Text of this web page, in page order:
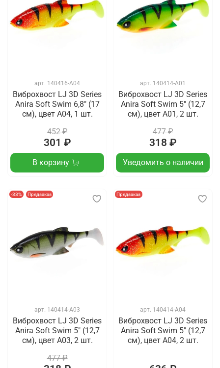
арт. 140416-A04
Виброхвост LJ 3D Series
Anira Soft Swim 6,8" (17
см), цвет A04, 1 шт.
452 ₽
301 ₽
В корзину
арт. 140414-A01
Виброхвост LJ 3D Series
Anira Soft Swim 5" (12,7
см), цвет A01, 2 шт.
477 ₽
318 ₽
Уведомить о наличии
-33% Предзаказ
арт. 140414-A03
Виброхвост LJ 3D Series
Anira Soft Swim 5" (12,7
см), цвет A03, 2 шт.
477 ₽
Предзаказ
арт. 140414-A04
Виброхвост LJ 3D Series
Anira Soft Swim 5" (12,7
см), цвет A04, 2 шт.